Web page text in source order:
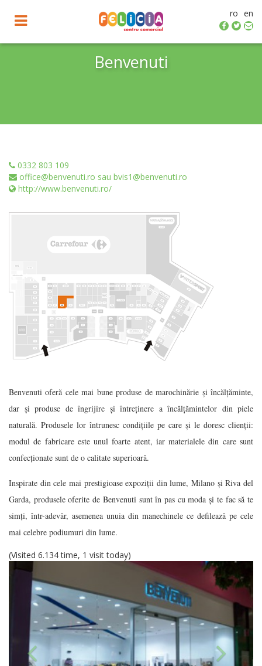
en
ro
Toggle
navigation
Benvenuti
0332 803 109
office@benvenuti.ro sau bvis1@benvenuti.ro
http://www.benvenuti.ro/
Benvenuti oferă cele mai bune produse de marochinărie și încălțăminte,
dar și produse de îngrijire și întreținere a încălțămintelor din piele
naturală. Produsele lor întrunesc condițiile pe care și le doresc clienții:
modul de fabricare este unul foarte atent, iar materialele din care sunt
confecționate sunt de o calitate superioară.
Inspirate din cele mai prestigioase expoziții din lume, Milano și Riva del
Garda, produsele oferite de Benvenuti sunt în pas cu moda și te fac să te
simți, într-adevăr, asemenea unuia din manechinele ce defilează pe cele
mai celebre podiumuri din lume.
(Visited 6.134 time, 1 visit today)